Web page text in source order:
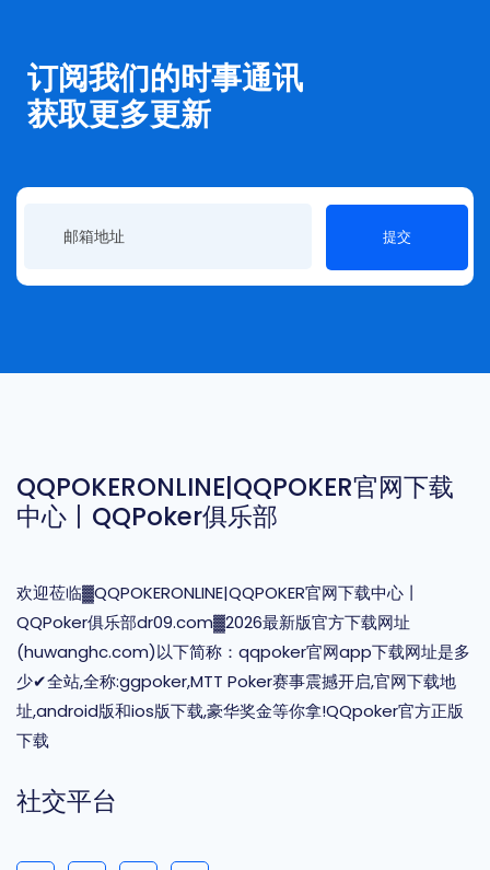
订阅我们的时事通讯
获取更多更新
提交
QQPOKERONLINE|QQPOKER官网下载
中心丨QQPoker俱乐部
欢迎莅临▓QQPOKERONLINE|QQPOKER官网下载中心丨
QQPoker俱乐部dr09.com▓2026最新版官方下载网址
(huwanghc.com)以下简称：qqpoker官网app下载网址是多
少✔全站,全称:ggpoker,MTT Poker赛事震撼开启,官网下载地
址,android版和ios版下载,豪华奖金等你拿!QQpoker官方正版
下载
社交平台